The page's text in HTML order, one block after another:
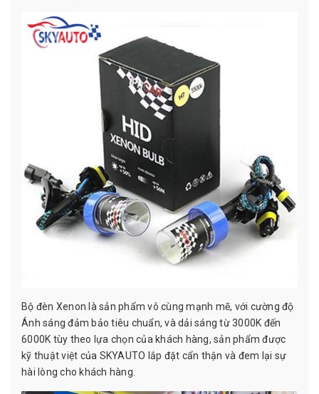
Bộ đèn Xenon là sản phẩm vô cùng mạnh mẽ, với cường độ
Ánh sáng đảm bảo tiêu chuẩn, và dải sáng từ 3000K đến
6000K tùy theo lựa chọn của khách hàng, sản phẩm được
kỹ thuật việt của SKYAUTO lắp đặt cẩn thận và đem lại sự
hài lòng cho khách hàng.